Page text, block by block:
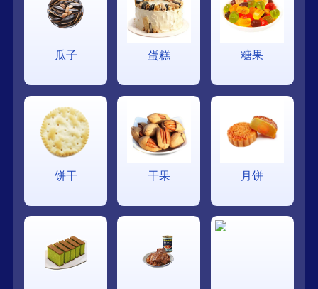
瓜子 蛋糕 糖果
饼干 干果 月饼